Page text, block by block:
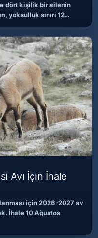
dört kişilik bir ailenin
yoksulluk sınırı 12…
Avı İçin İhale
için 2026-2027 av
İhale 10 Ağustos